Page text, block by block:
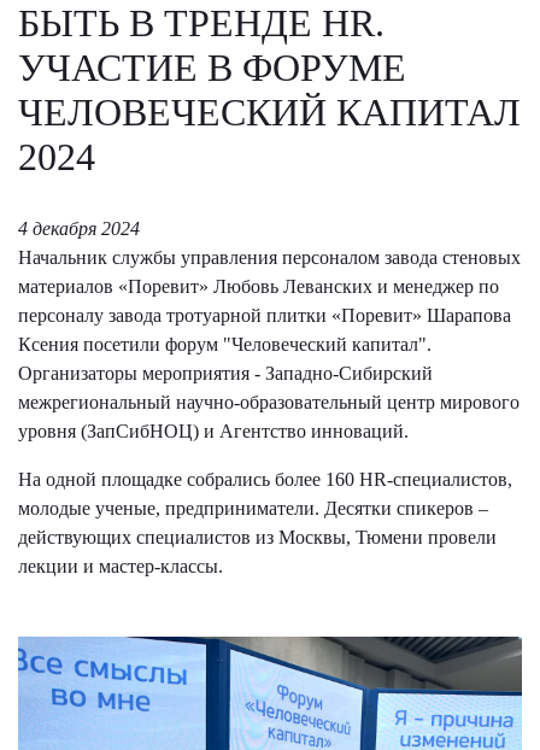
БЫТЬ В ТРЕНДЕ HR.
УЧАСТИЕ В ФОРУМЕ
ЧЕЛОВЕЧЕСКИЙ КАПИТАЛ
2024
4 декабря 2024
Начальник службы управления персоналом завода стеновых
материалов «Поревит» Любовь Леванских и менеджер по
персоналу завода тротуарной плитки «Поревит» Шарапова
Ксения посетили форум "Человеческий капитал".
Организаторы мероприятия - Западно-Сибирский
межрегиональный научно-образовательный центр мирового
уровня (ЗапСибНОЦ) и Агентство инноваций.
На одной площадке собрались более 160 HR-специалистов,
молодые ученые, предприниматели. Десятки спикеров –
действующих специалистов из Москвы, Тюмени провели
лекции и мастер-классы.